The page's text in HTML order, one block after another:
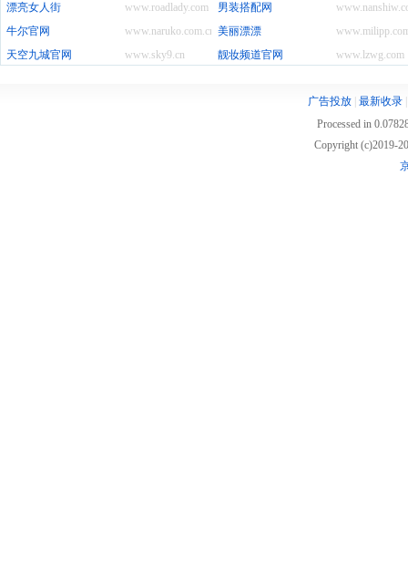
www.roadlady.com
漂亮女人街
男装搭配网
www.naruko.com.cn
牛尔官网
美丽漂漂
www.sky9.cn
天空九城官网 www.lzwg.com
靓妆频道官网
广告投放 最新收录
Processed in
Copyright (c)2019-